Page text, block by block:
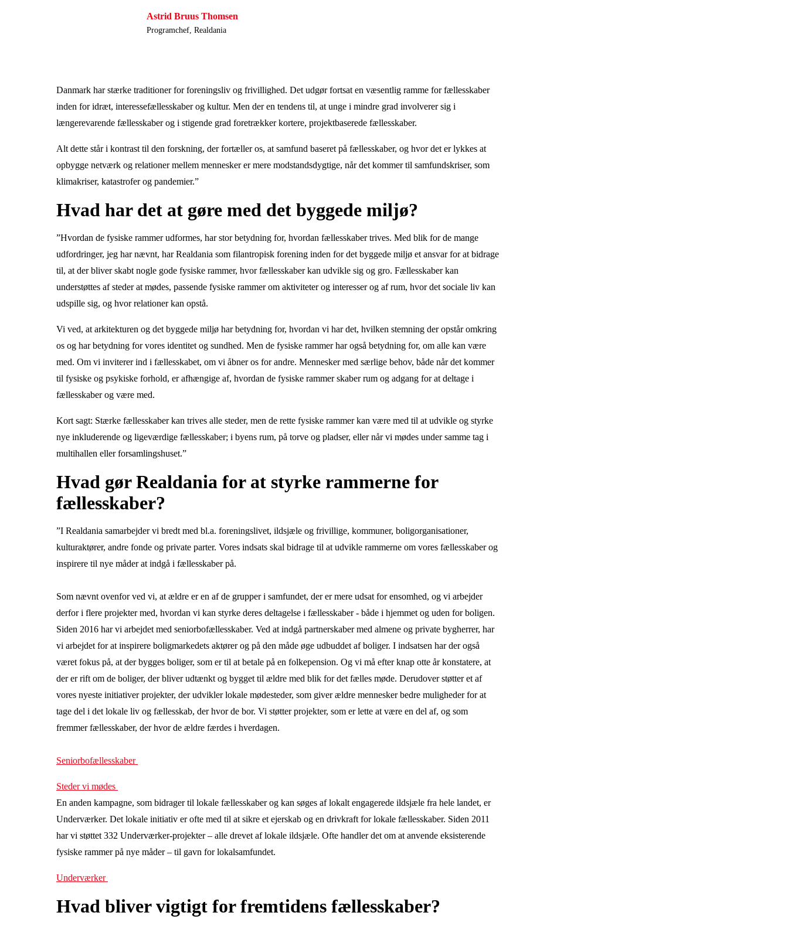
Astrid Bruus Thomsen
Programchef, Realdania
Danmark har stærke traditioner for foreningsliv og frivillighed. Det udgør fortsat en væsentlig ramme for fællesskaber
inden for idræt, interessefællesskaber og kultur. Men der en tendens til, at unge i mindre grad involverer sig i
længerevarende fællesskaber og i stigende grad foretrækker kortere, projektbaserede fællesskaber.
Alt dette står i kontrast til den forskning, der fortæller os, at samfund baseret på fællesskaber, og hvor det er lykkes at
opbygge netværk og relationer mellem mennesker er mere modstandsdygtige, når det kommer til samfundskriser, som
klimakriser, katastrofer og pandemier.”
Hvad har det at gøre med det byggede miljø?
”Hvordan de fysiske rammer udformes, har stor betydning for, hvordan fællesskaber trives. Med blik for de mange
udfordringer, jeg har nævnt, har Realdania som filantropisk forening inden for det byggede miljø et ansvar for at bidrage
til, at der bliver skabt nogle gode fysiske rammer, hvor fællesskaber kan udvikle sig og gro. Fællesskaber kan
understøttes af steder at mødes, passende fysiske rammer om aktiviteter og interesser og af rum, hvor det sociale liv kan
udspille sig, og hvor relationer kan opstå.
Vi ved, at arkitekturen og det byggede miljø har betydning for, hvordan vi har det, hvilken stemning der opstår omkring
os og har betydning for vores identitet og sundhed. Men de fysiske rammer har også betydning for, om alle kan være
med. Om vi inviterer ind i fællesskabet, om vi åbner os for andre. Mennesker med særlige behov, både når det kommer
til fysiske og psykiske forhold, er afhængige af, hvordan de fysiske rammer skaber rum og adgang for at deltage i
fællesskaber og være med.
Kort sagt: Stærke fællesskaber kan trives alle steder, men de rette fysiske rammer kan være med til at udvikle og styrke
nye inkluderende og ligeværdige fællesskaber; i byens rum, på torve og pladser, eller når vi mødes under samme tag i
multihallen eller forsamlingshuset.”
Hvad gør Realdania for at styrke rammerne for
fællesskaber?
”I Realdania samarbejder vi bredt med bl.a. foreningslivet, ildsjæle og frivillige, kommuner, boligorganisationer,
kulturaktører, andre fonde og private parter. Vores indsats skal bidrage til at udvikle rammerne om vores fællesskaber og
inspirere til nye måder at indgå i fællesskaber på.
Som nævnt ovenfor ved vi, at ældre er en af de grupper i samfundet, der er mere udsat for ensomhed, og vi arbejder
derfor i flere projekter med, hvordan vi kan styrke deres deltagelse i fællesskaber - både i hjemmet og uden for boligen.
Siden 2016 har vi arbejdet med seniorbofællesskaber. Ved at indgå partnerskaber med almene og private bygherrer, har
vi arbejdet for at inspirere boligmarkedets aktører og på den måde øge udbuddet af boliger. I indsatsen har der også
været fokus på, at der bygges boliger, som er til at betale på en folkepension. Og vi må efter knap otte år konstatere, at
der er rift om de boliger, der bliver udtænkt og bygget til ældre med blik for det fælles møde. Derudover støtter et af
vores nyeste initiativer projekter, der udvikler lokale mødesteder, som giver ældre mennesker bedre muligheder for at
tage del i det lokale liv og fællesskab, der hvor de bor. Vi støtter projekter, som er lette at være en del af, og som
fremmer fællesskaber, der hvor de ældre færdes i hverdagen.
Seniorbofællesskaber
Steder vi mødes
En anden kampagne, som bidrager til lokale fællesskaber og kan søges af lokalt engagerede ildsjæle fra hele landet, er
Underværker. Det lokale initiativ er ofte med til at sikre et ejerskab og en drivkraft for lokale fællesskaber. Siden 2011
har vi støttet 332 Underværker-projekter – alle drevet af lokale ildsjæle. Ofte handler det om at anvende eksisterende
fysiske rammer på nye måder – til gavn for lokalsamfundet.
Underværker
Hvad bliver vigtigt for fremtidens fællesskaber?